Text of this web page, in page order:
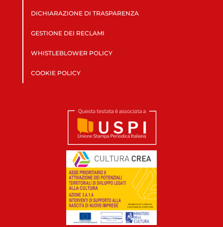
DICHIARAZIONE DI TRASPARENZA
GESTIONE DEI RECLAMI
WHISTLEBLOWER POLICY
COOKIE POLICY